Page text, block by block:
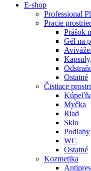
E-shop
Professional
Pracie
Prášok
Gél na
Ostatné
Čistiace
Myčka
Riad
Sklo
Podlahy
WC
Ostatné
Kozmetika